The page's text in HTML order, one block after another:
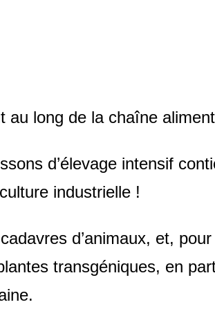
au long de la chaîne
d’élevage intensif
industrielle !
d’animaux, et,
transgéniques, en